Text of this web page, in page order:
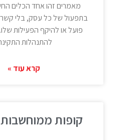
מאמרים זהו אחד הכלים
בתפעול של כל עסק, בלי קשר
פועל או להיקף הפעילות שלו.
להתנהלות
קרא עוד »
קופות